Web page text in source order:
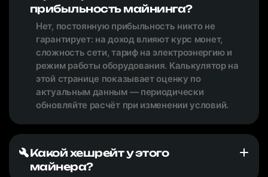
прибыльность майнинга?
Нет, постоянную прибыльность никто не
гарантирует: на доход влияют курс монет,
сложность сети, тариф на электроэнергию и
режим работы оборудования. Калькулятор на
этой странице показывает оценку по
актуальным данным — периодически
обновляйте расчёт при изменении условий.
Какой хешрейт у этого
майнера?